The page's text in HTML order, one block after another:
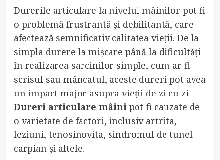
Durerile articulare la nivelul mâinilor pot fi
o problemă frustrantă și debilitantă, care
afectează semnificativ calitatea vieții. De la
simpla durere la mișcare până la dificultăți
în realizarea sarcinilor simple, cum ar fi
scrisul sau mâncatul, aceste dureri pot avea
un impact major asupra vieții de zi cu zi.
Dureri articulare mâini pot fi cauzate de
o varietate de factori, inclusiv artrita,
leziuni, tenosinovita, sindromul de tunel
carpian și altele.